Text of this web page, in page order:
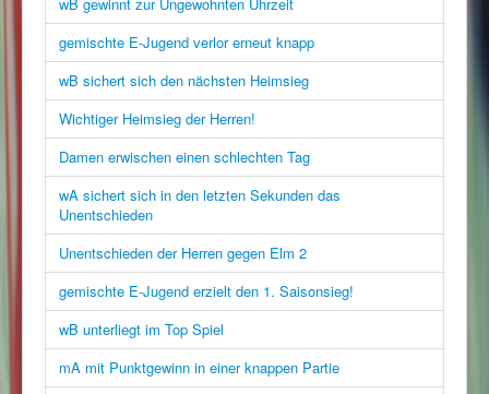
wB gewinnt zur Ungewohnten Uhrzeit
gemischte E-Jugend verlor erneut knapp
wB sichert sich den nächsten Heimsieg
Wichtiger Heimsieg der Herren!
Damen erwischen einen schlechten Tag
wA sichert sich in den letzten Sekunden das
Unentschieden
Unentschieden der Herren gegen Elm 2
gemischte E-Jugend erzielt den 1. Saisonsieg!
wB unterliegt im Top Spiel
mA mit Punktgewinn in einer knappen Partie